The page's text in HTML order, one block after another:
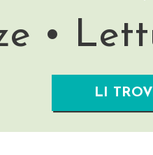
•
LI